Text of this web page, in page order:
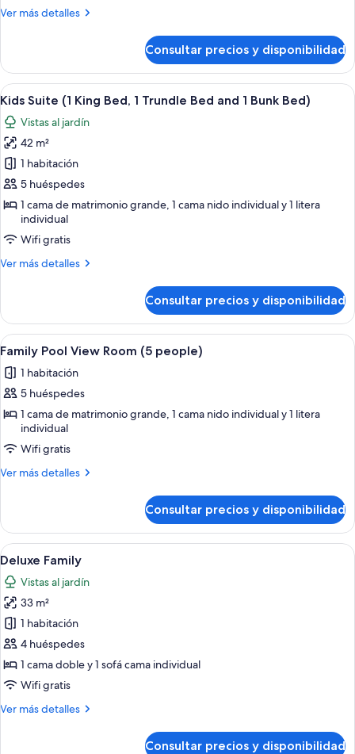
Ver más detalles
Más
Interconnecting
Rooms
Consultar precios y disponibilidad
Abrir
todas
las
fotos
de
Kids
Suite
King
Bed,
Bed
and
1
Bunk
Bed)
Un dormitorio con una cama
6
Kids Suite (1 King Bed, 1 Trundle Bed and 1 Bunk Bed)
Vistas al jardín
42 m²
1 habitación
5 huéspedes
1 cama de matrimonio grande, 1 cama nido individual y 1 litera
individual
Wifi gratis
Ver más detalles
Más
Suite
(1
King
Trundle
and
Bunk
Consultar precios y disponibilidad
Abrir
todas
las
fotos
de
Family
Pool
View
people)
Habitación de hotel con literas,
5
Family Pool View Room (5 people)
1 habitación
5 huéspedes
1 cama de matrimonio grande, 1 cama nido individual y 1 litera
individual
Wifi gratis
Ver más detalles
Más
Pool
View
Room
people)
Consultar precios y disponibilidad
Abrir
todas
las
fotos
de
Deluxe
Family
Habitación de hotel con una cama
5
Deluxe Family
Vistas al jardín
33 m²
1 habitación
4 huéspedes
1 cama doble y 1 sofá cama individual
Wifi gratis
Ver más detalles
Más
Consultar precios y disponibilidad